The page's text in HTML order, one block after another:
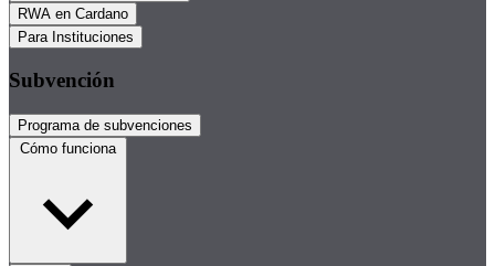
RWA en Cardano
Para Instituciones
Subvención
Programa de subvenciones
Cómo funciona